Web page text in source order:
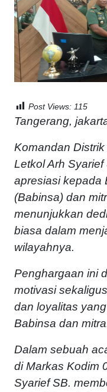
Post Views: 115
Tangerang,
Komandan
Letkol Arh
apresiasi kepada
(Babinsa) dan
menunjukkan
biasa dalam
wilayahnya.
Penghargaan ini
motivasi
dan loyalitas
Babinsa dan
Dalam sebuah
di Markas Kodim
Syarief SB.